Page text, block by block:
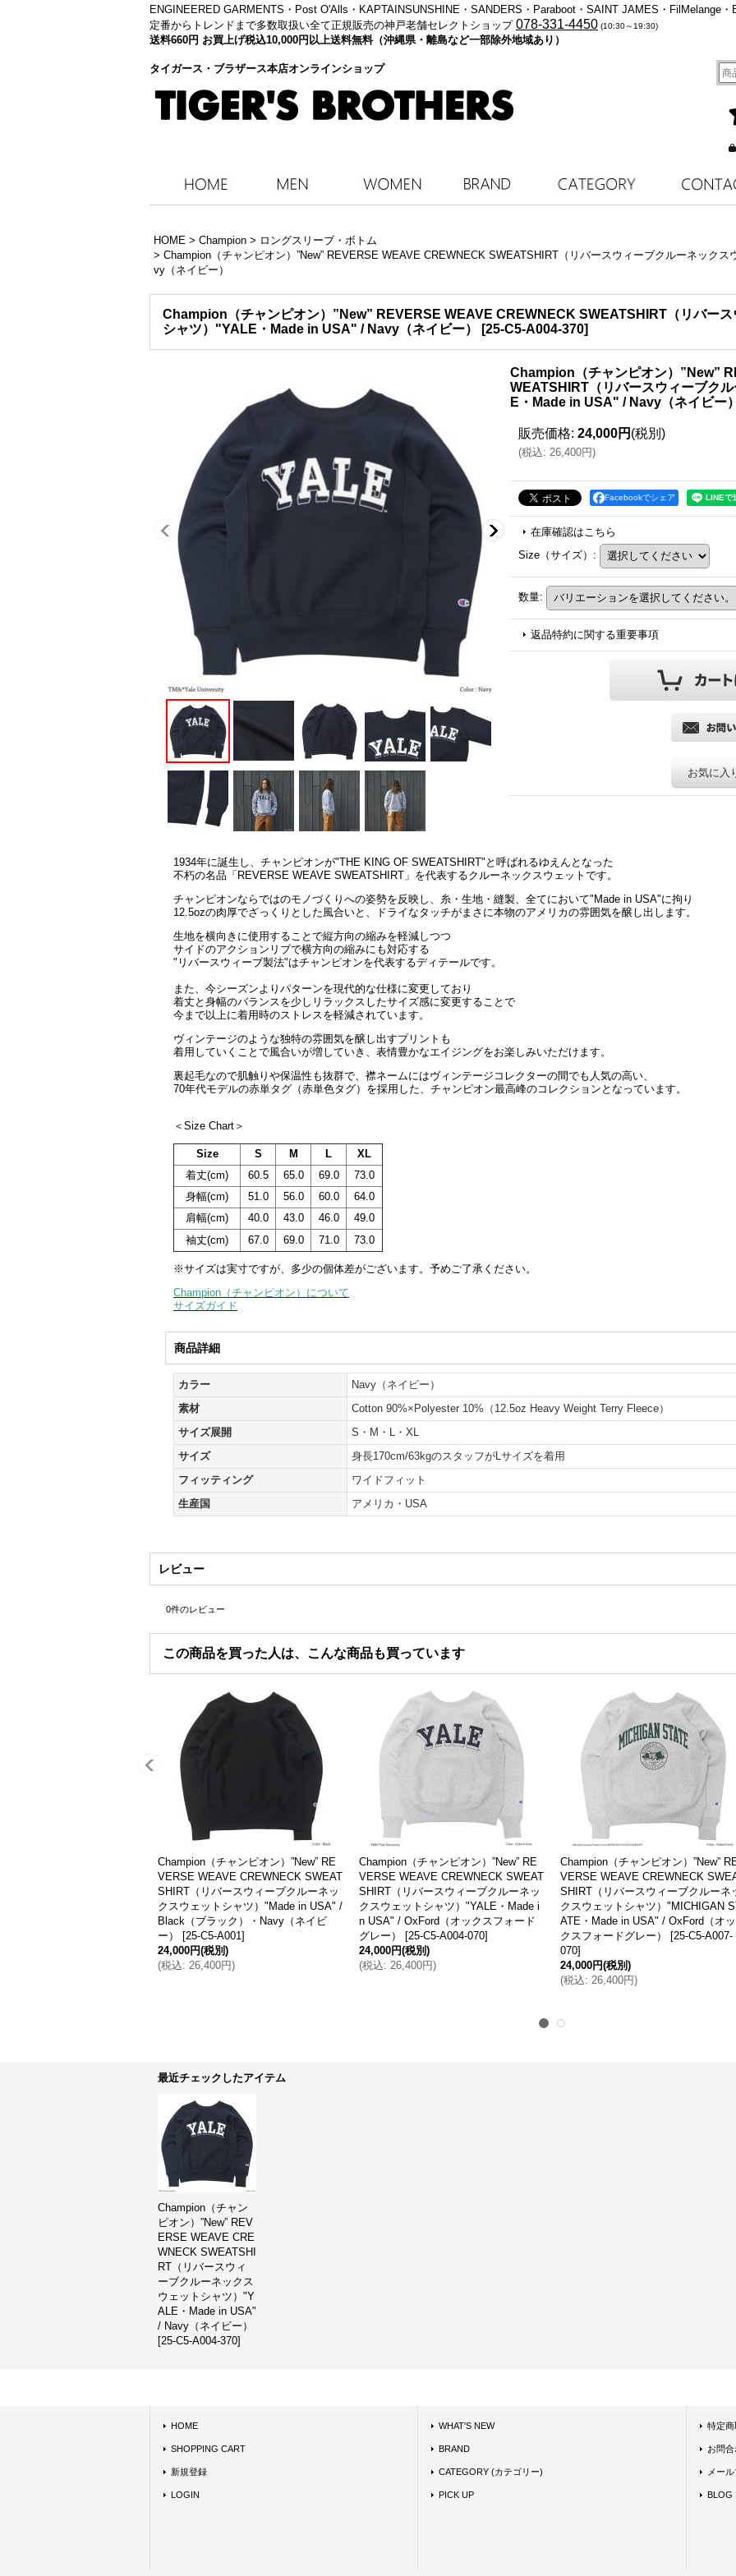
ENGINEERED GARMENTS・ Post O'Alls・KAPTAINSUNSHINE・SANDERS・Paraboot・SAINT JAMES・FilMelange・
定番からトレンドまで多数取扱い全て正規販売の神戸老舗セレクトショップ 078-331-4450 (10:30～19:30)
送料660円 お買上げ税込10,000円以上送料無料（沖縄県・離島など一部除外地域あり）
タイガース・ブラザース本店オンラインショップ
HOME > Champion > ロングスリーブ・ボトム
> Champion（チャンピオン）”New” REVERSE WEAVE CREWNECK SWEATSHIRT（リバースウィーブクルーネック
vy（ネイビー）
Champion（チャンピオン）”New” REVERSE WEAVE CREWNECK SWEATSHIRT（リバー
シャツ）"YALE・Made in USA" / Navy（ネイビー）
[25-C5-A004-370]
Champion（チャンピオン）”New”
WEATSHIRT（リバースウィーブク
E・Made in USA" / Navy（ネイビー
販売価格: 24,000円 (税別)
(税込: 26,400円)
Facebookでシェア
在庫確認はこちら
Size（サイズ） :
数量:
返品特約に関する重要事項
お気に入
1934年に誕生し、チャンピオンが"THE KING OF SWEATSHIRT"と呼ばれるゆえんとなった
不朽の名品「REVERSE WEAVE SWEATSHIRT」を代表するクルーネックスウェットです。
チャンピオンならではのモノづくりへの姿勢を反映し、糸・生地・縫製、全てにおいて"Made in USA"に拘り
12.5ozの肉厚でざっくりとした風合いと、ドライなタッチがまさに本物のアメリカの雰囲気を醸し出します。
生地を横向きに使用することで縦方向の縮みを軽減しつつ
サイドのアクションリブで横方向の縮みにも対応する
"リバースウィーブ製法"はチャンピオンを代表するディテールです。
また、今シーズンよりパターンを現代的な仕様に変更しており
着丈と身幅のバランスを少しリラックスしたサイズ感に変更することで
今まで以上に着用時のストレスを軽減されています。
ヴィンテージのような独特の雰囲気を醸し出すプリントも
着用していくことで風合いが増していき、表情豊かなエイジングをお楽しみいただけます。
裏起毛なので肌触りや保温性も抜群で、襟ネームにはヴィンテージコレクターの間でも人気の高い、
70年代モデルの赤単タグ（赤単色タグ）を採用した、チャンピオン最高峰のコレクションとなっています。
＜Size Chart＞
Size S M L
XL
着丈(cm)
60.5 65.0 69.0
73.0
身幅(cm)
51.0 56.0 60.0
64.0
肩幅(cm)
40.0 43.0 46.0
49.0
袖丈(cm)
67.0 69.0 71.0 73.0
※サイズは実寸ですが、多少の個体差がございます。予めご了承ください。
Champion（チャンピオン）について
サイズガイド
商品詳細
カラー
Navy（ネイビー）
素材
Cotton 90%×Polyester 10%（12.5oz Heavy Weight Terry Fleece）
サイズ展開
S・M・L・XL
サイズ
身長170cm/63kgのスタッフがLサイズを着用
フィッティング
ワイドフィット
生産国
アメリカ・USA
レビュー
0件のレビュー
この商品を買った人は、こんな商品も買っています
Champion（チャンピオン）”New” RE
VERSE WEAVE PULLOVER HOODE
D SWEATSHIRT（リバースウィーブ
プルオーバーフーデットスウェットシ
ャツ）"YALE・Made in USA" / Navy
（ネイビー） [25-C5-A104-370
28,000円(税別)
(税込: 30,800円)
最近チェックしたアイテム
Champion（チャン
ピオン）”New” REV
ERSE WEAVE CRE
WNECK SWEATSHI
RT（リバースウィ
ーブクルーネックス
ウェットシャツ）"Y
ALE・Made in USA"
/ Navy（ネイビー）
[25-C5-A004-370]
HOME
SHOPPING CART
新規登録
LOGIN
WHAT'S NEW
BRAND
CATEGORY (カテゴリー)
PICK UP
特定
お問
メー
BLOG